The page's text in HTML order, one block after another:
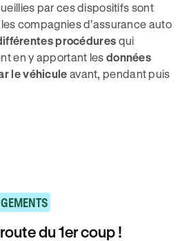
par ces dispositifs sont
compagnies d’assurance auto
procédures qui
en y apportant les données
le véhicule avant, pendant puis
du 1er coup !